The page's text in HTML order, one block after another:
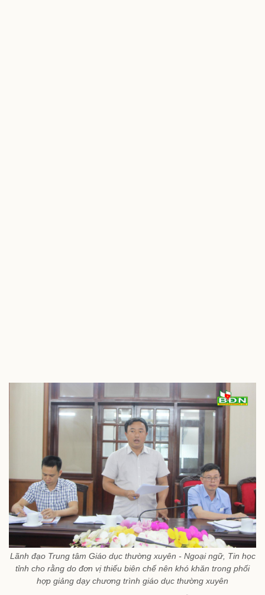
Lãnh đạo Trung tâm Giáo dục thường xuyên - Ngoại ngữ, Tin học
tỉnh cho rằng do đơn vị thiếu biên chế nên khó khăn trong phối
hợp giảng dạy chương trình giáo dục thường xuyên